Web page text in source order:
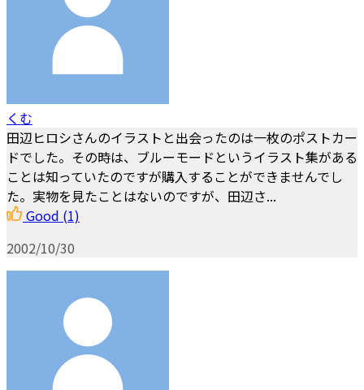
くむ
田辺ヒロシさんのイラストと出会ったのは一枚のポストカー
ドでした。その時は、ブルーモードというイラスト集がある
ことは知っていたのですが購入することができませんでし
た。実物を見たことはないのですが、田辺さ...
Good (1)
2002/10/30